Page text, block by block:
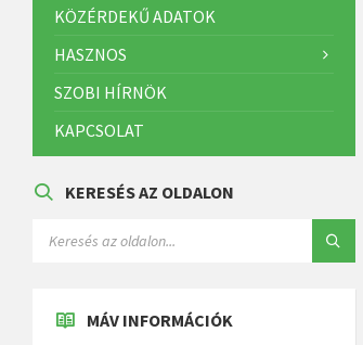
KÖZÉRDEKŰ ADATOK
HASZNOS
SZOBI HÍRNÖK
KAPCSOLAT
KERESÉS AZ OLDALON
MÁV INFORMÁCIÓK